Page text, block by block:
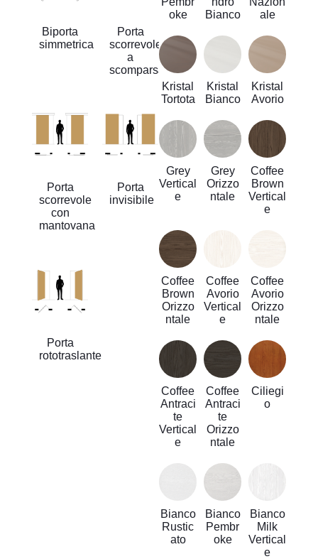
Biporta
simmetrica
Porta
scorrevole
a
scomparsa
Porta
scorrevole
con
mantovana
Porta
invisibile
Porta
rototraslante
oke
Bianco
ale
Kristal
Tortota
Kristal
Bianco
Kristal
Avorio
Grey
Vertical
e
Grey
Orizzo
ntale
Coffee
Brown
Vertical
e
Coffee
Brown
Orizzo
ntale
Coffee
Avorio
Vertical
e
Coffee
Avorio
Orizzo
ntale
Coffee
Antraci
te
Vertical
e
Coffee
Antraci
te
Orizzo
ntale
Ciliegi
o
Bianco
Rustic
ato
Bianco
Pembr
oke
Bianco
Milk
Vertical
e